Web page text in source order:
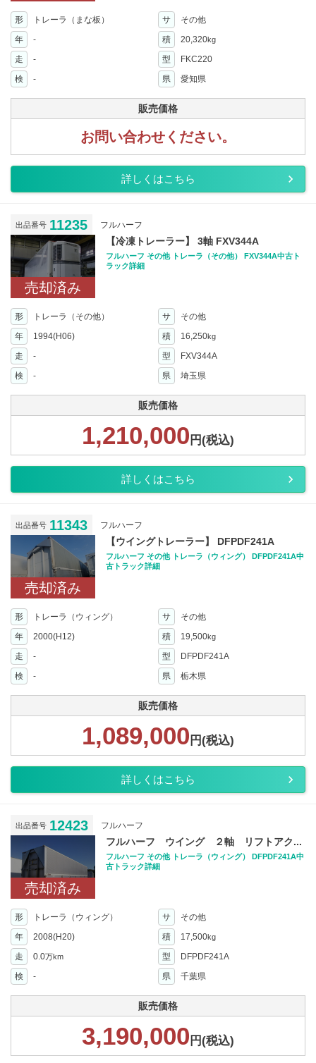
形 トレーラ（まな板） サ
その他
年
- 積 20,320kg
走 - 型
FKC220
検
- 県 愛知県
販売価格
お問い合わせください。
詳しくはこちら
出品番号 11235 フルハーフ
売却済み
【冷凍トレーラー】 3軸 FXV344A
フルハーフ その他 トレーラ（その他） FXV344A中古ト
ラック詳細
形 トレーラ（その他） サ
その他
年
1994(H06) 積 16,250kg
走 - 型
FXV344A
検
- 県 埼玉県
販売価格
1,210,000 円(税込)
詳しくはこちら
出品番号 11343 フルハーフ
売却済み
【ウイングトレーラー】 DFPDF241A
フルハーフ その他 トレーラ（ウィング） DFPDF241A中
古トラック詳細
形 トレーラ（ウィング） サ
その他
年
2000(H12) 積 19,500kg
走 - 型
DFPDF241A
検
- 県 栃木県
販売価格
1,089,000 円(税込)
詳しくはこちら
出品番号 12423 フルハーフ
売却済み
フルハーフ ウイング ２軸 リフトアク...
フルハーフ その他 トレーラ（ウィング） DFPDF241A中
古トラック詳細
形 トレーラ（ウィング） サ
その他
年
2008(H20) 積 17,500kg
走 0.0万km 型
DFPDF241A
検
- 県 千葉県
販売価格
3,190,000 円(税込)